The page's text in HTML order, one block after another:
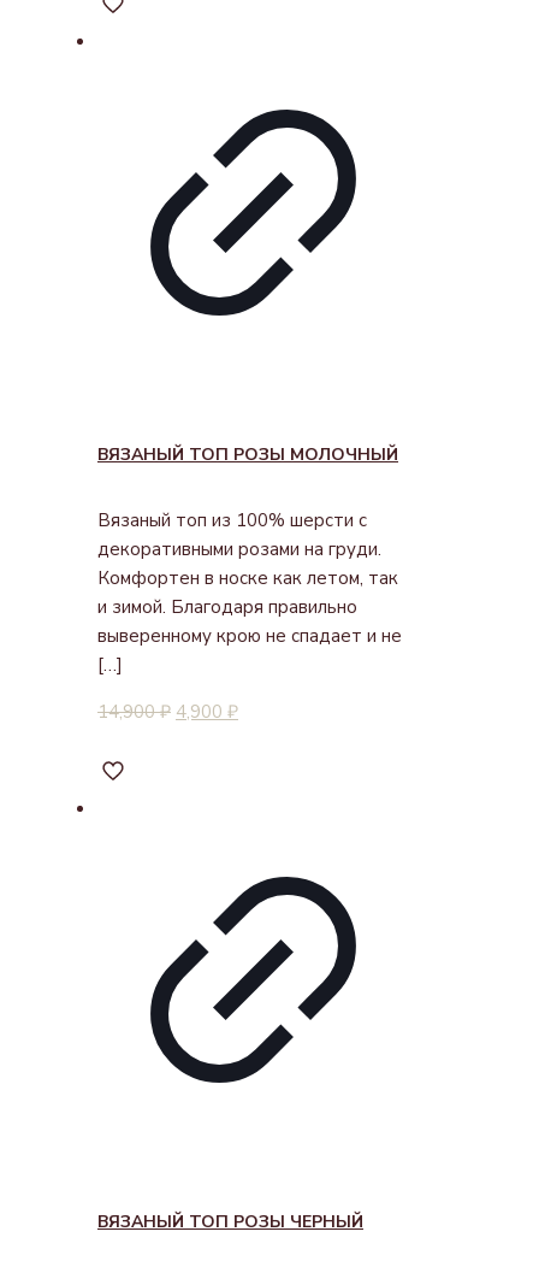
ВЯЗАНЫЙ ТОП РОЗЫ МОЛОЧНЫЙ
Вязаный топ из 100% шерсти с
декоративными розами на груди.
Комфортен в носке как летом, так
и зимой. Благодаря правильно
выверенному крою не спадает и не
[…]
14,900₽ 4,900 ₽
ВЯЗАНЫЙ ТОП РОЗЫ ЧЕРНЫЙ